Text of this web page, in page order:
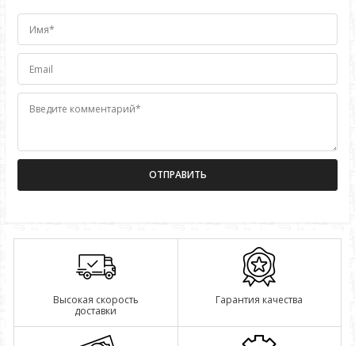
Имя*
Email
Введите комментарий*
Высокая скорость
доставки
Гарантия качества